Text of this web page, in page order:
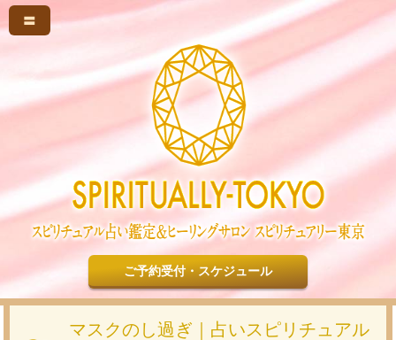
〓
ご予約受付・スケジュール
マスクのし過ぎ｜占いスピリチュアル